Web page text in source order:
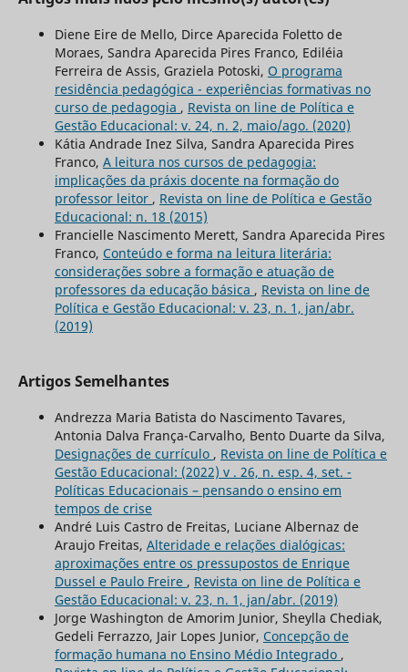
Diene Eire de Mello, Dirce Aparecida Foletto de
Moraes, Sandra Aparecida Pires Franco, Ediléia
Ferreira de Assis, Graziela Potoski, O programa
residência pedagógica - experiências formativas no
curso de pedagogia , Revista on line de Política e
Gestão Educacional: v. 24, n. 2, maio/ago. (2020)
Kátia Andrade Inez Silva, Sandra Aparecida Pires
Franco, A leitura nos cursos de pedagogia:
implicações da práxis docente na formação do
professor leitor , Revista on line de Política e Gestão
Educacional: n. 18 (2015)
Francielle Nascimento Merett, Sandra Aparecida Pires
Franco, Conteúdo e forma na leitura literária:
considerações sobre a formação e atuação de
professores da educação básica , Revista on line de
Política e Gestão Educacional: v. 23, n. 1, jan/abr.
(2019)
Artigos Semelhantes
Andrezza Maria Batista do Nascimento Tavares,
Antonia Dalva França-Carvalho, Bento Duarte da Silva,
Designações de currículo , Revista on line de Política e
Gestão Educacional: (2022) v . 26, n. esp. 4, set. -
Políticas Educacionais – pensando o ensino em
tempos de crise
André Luis Castro de Freitas, Luciane Albernaz de
Araujo Freitas, Alteridade e relações dialógicas:
aproximações entre os pressupostos de Enrique
Dussel e Paulo Freire , Revista on line de Política e
Gestão Educacional: v. 23, n. 1, jan/abr. (2019)
Jorge Washington de Amorim Junior, Sheylla Chediak,
Gedeli Ferrazzo, Jair Lopes Junior, Concepção de
formação humana no Ensino Médio Integrado ,